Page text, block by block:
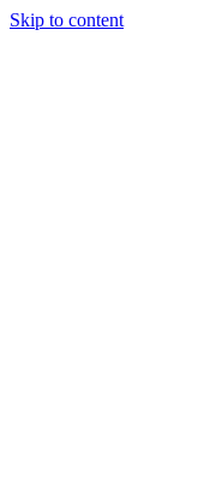
Skip to content